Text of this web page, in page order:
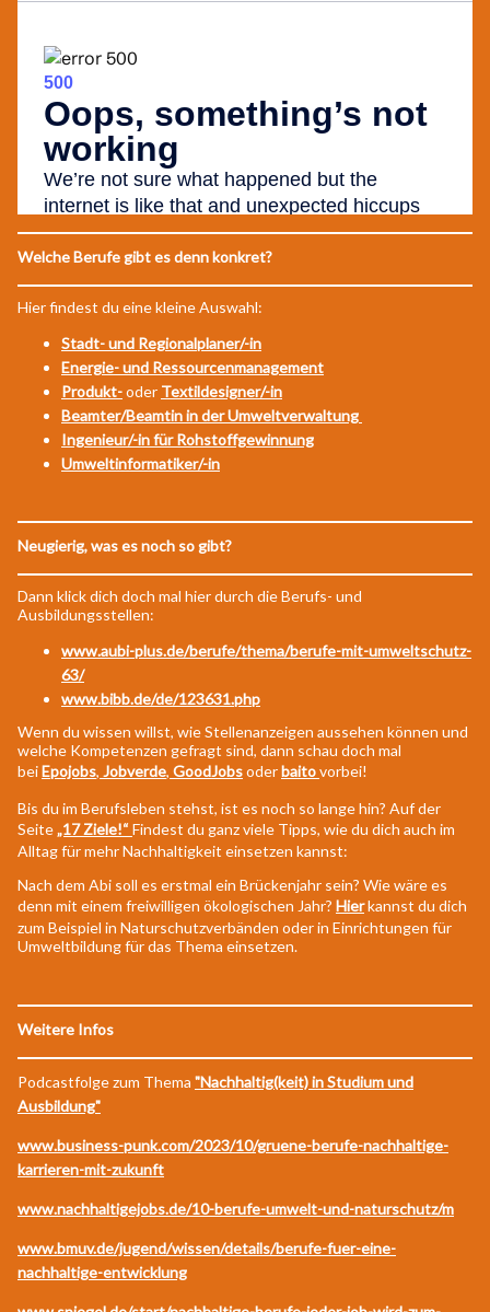
Welche Berufe gibt es denn konkret?
Hier findest du eine kleine Auswahl:
Stadt- und Regionalplaner/-in
Energie- und Ressourcenmanagement
Produkt-oder Textildesigner/-in
Beamter/Beamtin in der Umweltverwaltung
Ingenieur/-in für Rohstoffgewinnung
Umweltinformatiker/-in
Neugierig, was es noch so gibt?
Dann klick dich doch mal hier durch die Berufs- und
Ausbildungsstellen:
www.aubi-plus.de/berufe/thema/berufe-mit-umweltschutz-
63/
www.bibb.de/de/123631.php
Wenn du wissen willst, wie Stellenanzeigen aussehen können und
welche Kompetenzen gefragt sind, dann schau doch mal
beiEpojobs, Jobverde, GoodJobsoderbaitovorbei!
Bis du im Berufsleben stehst, ist es noch so lange hin? Auf der
Seite„17 Ziele!“ Findest du ganz viele Tipps, wie du dich auch im
Alltag für mehr Nachhaltigkeit einsetzen kannst:
Nach dem Abi soll es erstmal ein Brückenjahr sein? Wie wäre es
denn mit einem freiwilligen ökologischen Jahr? Hierkannst du dich
zum Beispiel in Naturschutzverbänden oder in Einrichtungen für
Umweltbildung für das Thema einsetzen.
Weitere Infos
Podcastfolge zum Thema "Nachhaltig(keit) in Studium und
Ausbildung"
www.business-punk.com/2023/10/gruene-berufe-nachhaltige-
karrieren-mit-zukunft
www.nachhaltigejobs.de/10-berufe-umwelt-und-naturschutz/m
www.bmuv.de/jugend/wissen/details/berufe-fuer-eine-
nachhaltige-entwicklung